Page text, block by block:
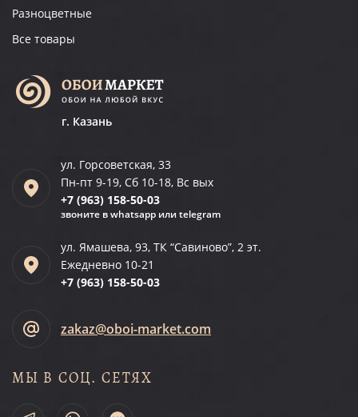
Разноцветные
Все товары
г. Казань
ул. Горсоветская, 33
Пн-пт 9-19, Сб 10-18, Вс вых
+7 (963) 158-50-03
звоните в whatsapp или telegram
ул. Ямашева, 93, ТК “Савиново”, 2 эт.
Ежедневно 10-21
+7 (963) 158-50-03
zakaz@oboi-market.com
МЫ В СОЦ. СЕТЯХ